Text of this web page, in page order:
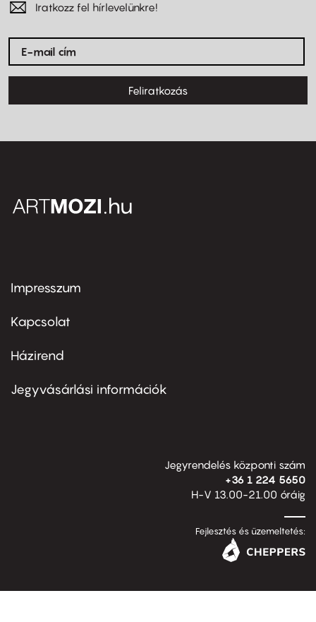
Iratkozz fel hírlevelünkre!
Feliratkozás
Footer
first
Impresszum
Kapcsolat
Footer
second
Házirend
Jegyvásárlási információk
Jegyrendelés központi szám
+36 1 224 5650
H-V 13.00-21.00 óráig
Fejlesztés és üzemeltetés: